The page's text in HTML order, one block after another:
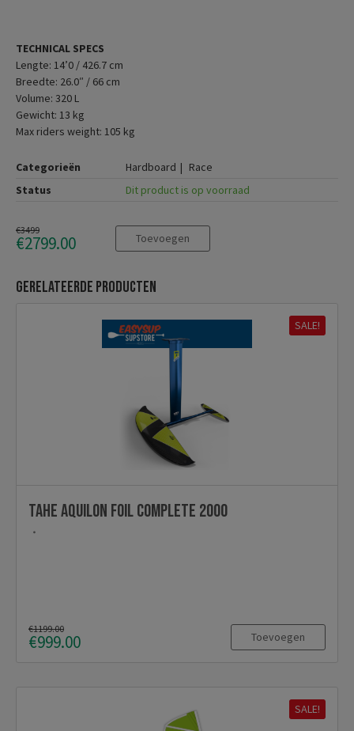
TECHNICAL SPECS
Lengte: 14’0 / 426.7 cm
Breedte: 26.0″ / 66 cm
Volume: 320 L
Gewicht: 13 kg
Max riders weight: 105 kg
Categorieën Hardboard
Race
Status
Dit product is op voorraad
€3499
€2799.00 Toevoegen
Gerelateerde producten
SALE!
TAHE Aquilon foil Complete 2000
€1199.00
€999.00 Toevoegen
SALE!